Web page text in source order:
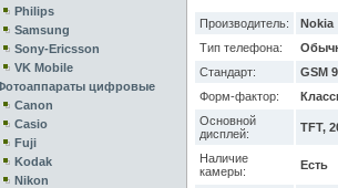
Philips
Samsung
Sony-Ericsson
VK Mobile
цифровые
Canon
Casio
Fuji
Kodak
Nikon
Производитель:
Nokia
Тип телефона:
Стандарт:
GSM
Форм-фактор:
Основной
дисплей:
TFT,
Наличие
камеры:
Есть